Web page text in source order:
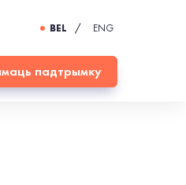
BEL / ENG
падтрымку